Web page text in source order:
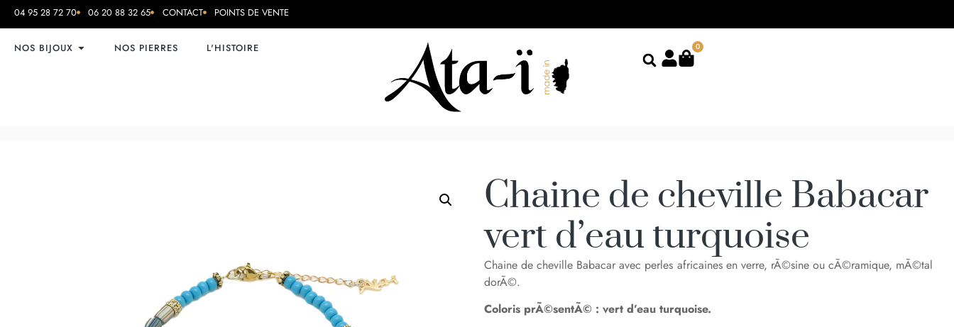
04 95 28 72 70 06 20 88 32 65 CONTACT POINTS DE VENTE
NOS BIJOUX NOS PIERRES L'HISTOIRE 0
Chaine de cheville Babacar
vert d’eau turquoise
Chaine de cheville Babacar avec perles africaines en verre, rÃ©sine ou cÃ©ramique, mÃ©tal
dorÃ©.
Coloris prÃ©sentÃ© : vert d’eau turquoise.